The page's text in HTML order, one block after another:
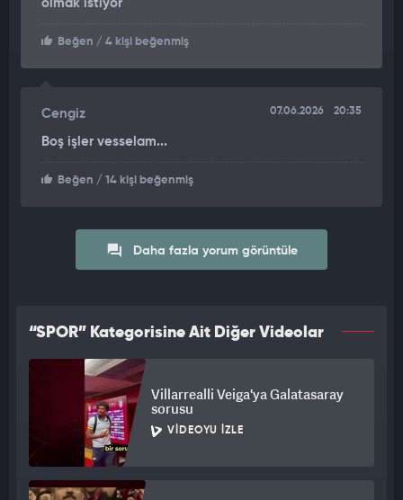
olmak istiyor
Beğen / 4 kişi beğenmiş
Cengiz 07.06.2026 20:35
Boş işler vesselam...
Beğen / 14 kişi beğenmiş
Daha fazla yorum görüntüle
“SPOR” Kategorisine Ait Diğer Videolar
Villarrealli Veiga'ya Galatasaray
sorusu
VIDEOYU İZLE